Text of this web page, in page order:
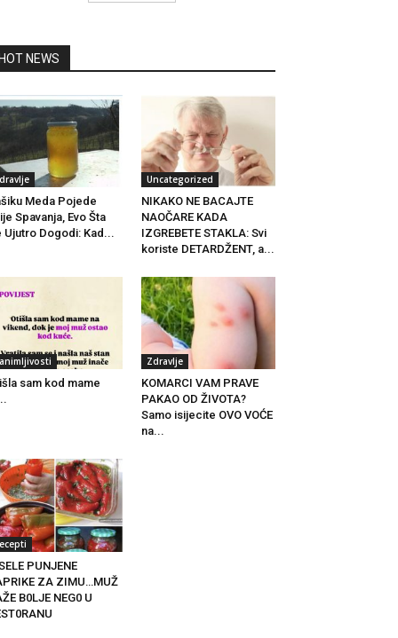
NEWS
Meda Pojede
Spavanja, Evo Šta
Ujutro Dogodi: Kad...
Uncategorized
NIKAKO NE BACAJTE
NAOČARE KADA
IZGREBETE STAKLA: Svi
koriste DETARDŽENT, a...
sam kod mame
Zdravlje
KOMARCI VAM PRAVE
PAKAO OD ŽIVOTA?
Samo isijecite OVO VOĆE
na...
PUNJENE
ZA ZIMU…MUŽ
B0LJE NEG0 U